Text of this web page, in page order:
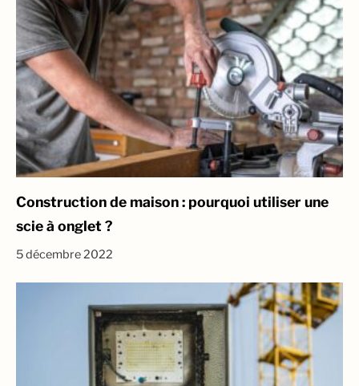
Construction de maison : pourquoi utiliser une
scie à onglet ?
5 décembre 2022